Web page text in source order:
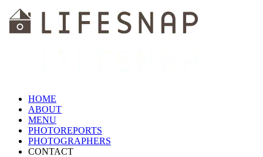
HOME
ABOUT
MENU
PHOTOREPORTS
PHOTOGRAPHERS
CONTACT